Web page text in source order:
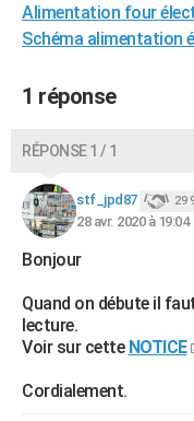
CARTE DE VOEUX
Dictionnaire
Biographies
Citations
Expressions
Proverbes
PROGRAMME TV
COPAINS D'AVANT
S'inscrire
Se connecter
Lycées
Collèges
Primaires
Universités
Entreprises
Service militaire
Avis de recherche
AVIS DE DÉCÈS
Alimentation four
Schéma alimentation
1 réponse
RÉPONSE 1 / 1
stf_jpd87 29
28 avr. 2020 à 19:04
Bonjour
Quand on débute il
lecture.
Voir sur cette NOTICE
Cordialement.